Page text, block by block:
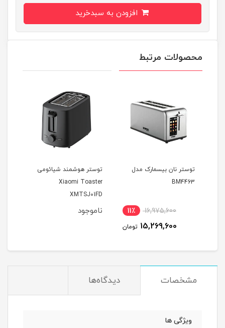
محصولات مرتبط
توستر نان بیسمارک مدل
BM4463
16,975,600 11٪
15,269,600 تومان
توستر هوشمند شیائومی
Xiaomi Toaster
XMTSJ01FD
ناموجود
مشخصات دیدگاه‌ها
ویژگی ها